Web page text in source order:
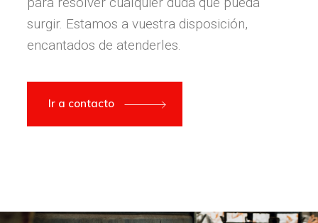
surgir. Estamos a vuestra disposición,
encantados de atenderles.
Ir a contacto